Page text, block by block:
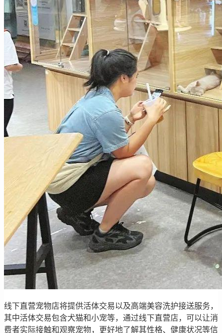
线下直营宠物店将提供活体交易以及高端美容洗护接送服务，
其中活体交易包含犬猫和小宠等，通过线下直营店，可以让消
费者实际接触和观察宠物，更好地了解其性格、健康状况等信